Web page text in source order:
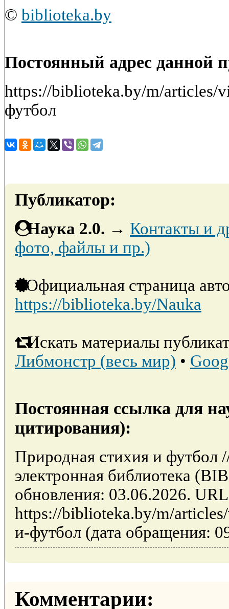
© biblioteka.by
Постоянный адрес данной
https://biblioteka.by/m/articles/
футбол
Публикатор:
Наука 2.0. → Контакты и
фото, файлы и пр.)
Официальная страница
https://biblioteka.by/Nauka
Искать материалы
Либмонстр (весь мир) •
Постоянная ссылка для
цитирования):
Природная стихия и футбол
электронная библиотека
обновления: 03.06.2026.
https://biblioteka.by/m/
и-футбол (дата обращения:
Комментарии: